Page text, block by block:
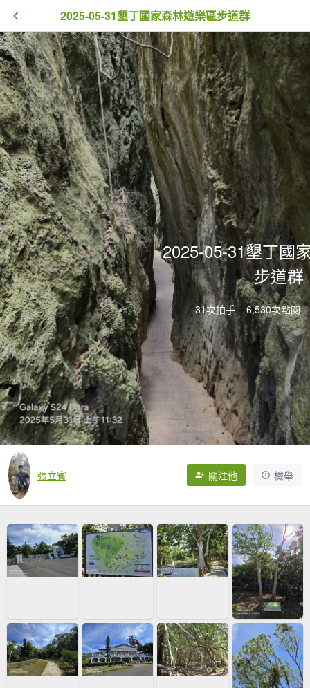
2025-05-31墾丁國家森林遊樂區步道群
2025-05-31墾丁國
步道群
31次拍手 6,530次點閱
張立賓 關注他 檢舉